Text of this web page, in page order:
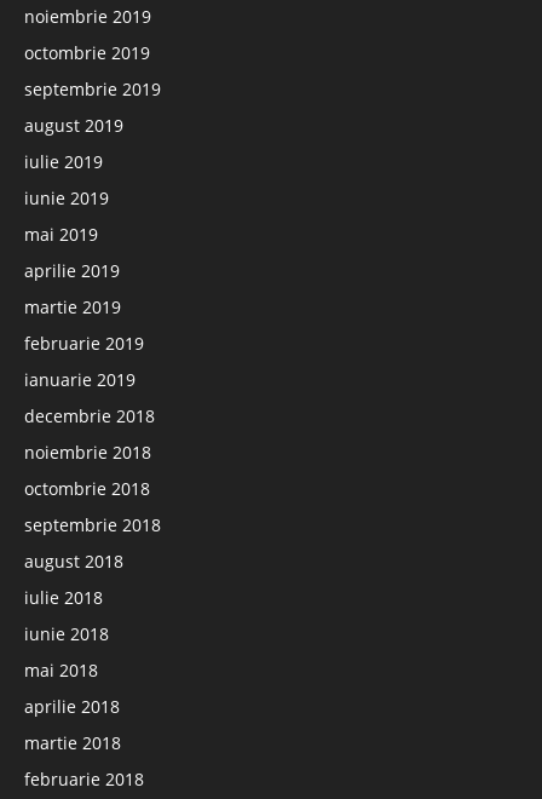
noiembrie 2019
octombrie 2019
septembrie 2019
august 2019
iulie 2019
iunie 2019
mai 2019
aprilie 2019
martie 2019
februarie 2019
ianuarie 2019
decembrie 2018
noiembrie 2018
octombrie 2018
septembrie 2018
august 2018
iulie 2018
iunie 2018
mai 2018
aprilie 2018
martie 2018
februarie 2018